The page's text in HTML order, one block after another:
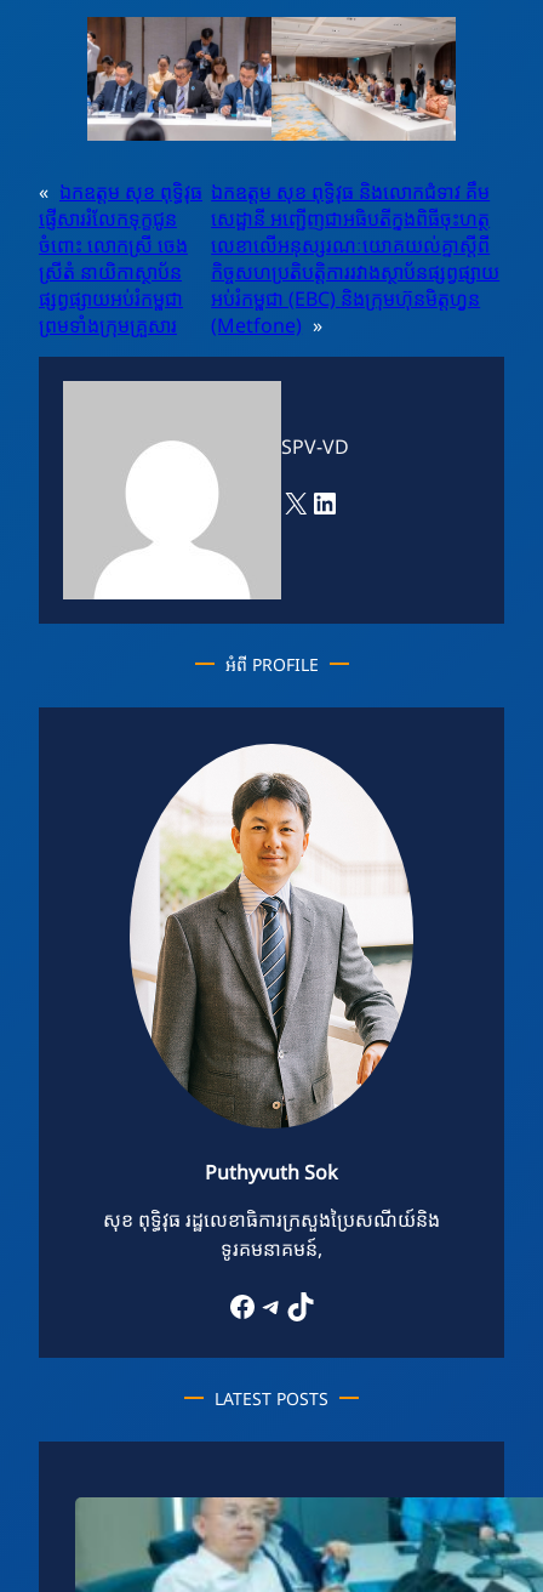
« ឯកឧត្តម សុខ ពុទ្ធិវុធ
ផ្ញើសាររំលែកទុក្ខជូន
ចំពោះ លោកស្រី ចេង
ស្រីតំ នាយិកាស្ថាប័ន
ផ្សព្វផ្សាយអប់រំកម្ពុជា
ព្រមទាំងក្រុមគ្រួសារ
ឯកឧត្តម សុខ ពុទ្ធិវុធ និងលោកជំទាវ គឹម
សេដ្ឋានី អញ្ជើញជាអធិបតីក្នុងពិធីចុះហត្ថ
លេខាលើអនុស្សរណៈយោគយល់គ្នាស្តីពី
កិច្ចសហប្រតិបត្តិការរវាងស្ថាប័នផ្សព្វផ្សាយ
អប់រំកម្ពុជា (EBC) និងក្រុមហ៊ុនមិត្តហ្វូន
(Metfone) »
SPV-VD
X LinkedIn
អំពី PROFILE
Puthyvuth Sok
សុខ ពុទ្ធិវុធ រដ្ឋលេខាធិការក្រសួងប្រៃសណីយ៍និង
ទូរគមនាគមន៍,
Facebook Telegram TikTok
LATEST POSTS